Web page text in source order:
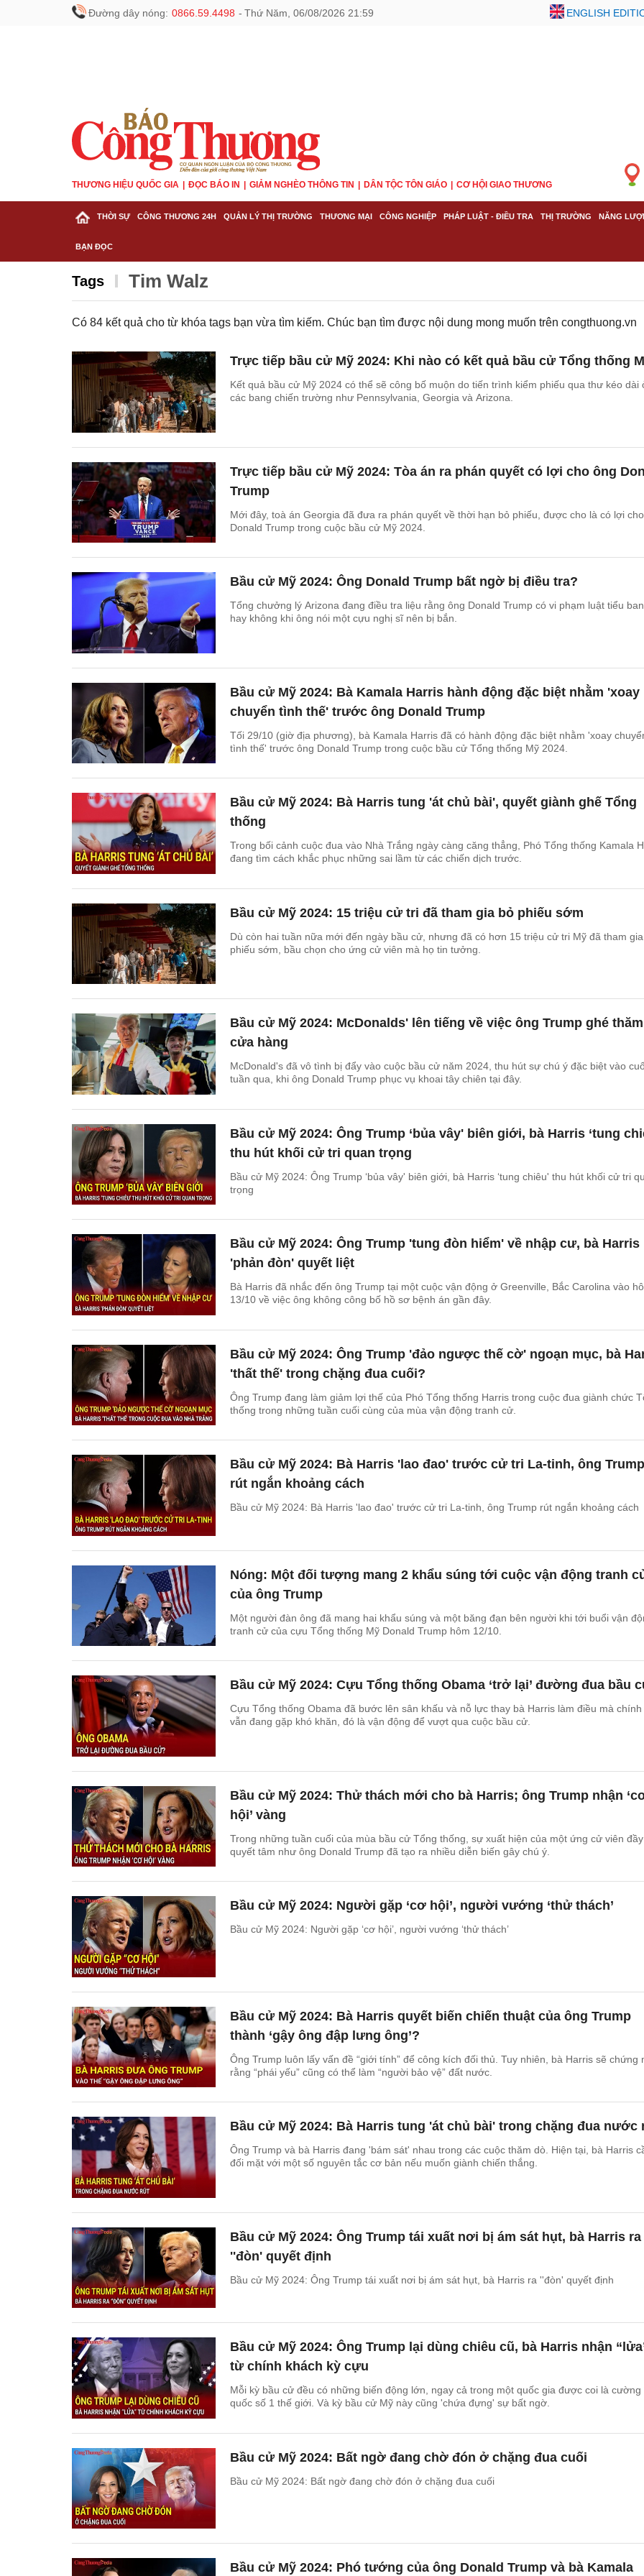
Đường dây nóng: 0866.59.4498 - Thứ Năm, 06/08/2026 21:59 ENGLISH
THƯƠNG HIỆU QUỐC GIA ĐỌC BÁO IN GIẢM NGHÈO THÔNG TIN DÂN TỘC TÔN GIÁO CƠ HỘI GIAO THƯƠNG
THỜI SỰ CÔNG THƯƠNG 24H QUẢN LÝ THỊ TRƯỜNG THƯƠNG MẠI CÔNG NGHIỆP PHÁP LUẬT - ĐIỀU TRA THỊ TRƯỜNG NĂNG
BẠN ĐỌC
Tags Tim Walz
Có 84 kết quả cho từ khóa tags bạn vừa tìm kiếm. Chúc bạn tìm được nội dung mong muốn trên congthuong.vn
Trực tiếp bầu cử Mỹ 2024: Khi nào có kết quả bầu cử Tổng thống
Kết quả bầu cử Mỹ 2024 có thể sẽ công bố muộn do tiến trình kiểm phiếu qua thư kéo dài
các bang chiến trường như Pennsylvania, Georgia và Arizona.
Trực tiếp bầu cử Mỹ 2024: Tòa án ra phán quyết có lợi cho ông
Trump
Mới đây, toà án Georgia đã đưa ra phán quyết về thời hạn bỏ phiếu, được cho là có lợi
Donald Trump trong cuộc bầu cử Mỹ 2024.
Bầu cử Mỹ 2024: Ông Donald Trump bất ngờ bị điều tra?
Tổng chưởng lý Arizona đang điều tra liệu rằng ông Donald Trump có vi phạm luật tiểu
hay không khi ông nói một cựu nghị sĩ nên bị bắn.
Bầu cử Mỹ 2024: Bà Kamala Harris hành động đặc biệt nhằm 'xoay
chuyển tình thế' trước ông Donald Trump
Tối 29/10 (giờ địa phương), bà Kamala Harris đã có hành động đặc biệt nhằm 'xoay
tình thế' trước ông Donald Trump trong cuộc bầu cử Tổng thống Mỹ 2024.
Bầu cử Mỹ 2024: Bà Harris tung 'át chủ bài', quyết giành ghế Tổng
thống
Trong bối cảnh cuộc đua vào Nhà Trắng ngày càng căng thẳng, Phó Tổng thống Kamala
đang tìm cách khắc phục những sai lầm từ các chiến dịch trước.
Bầu cử Mỹ 2024: 15 triệu cử tri đã tham gia bỏ phiếu sớm
Dù còn hai tuần nữa mới đến ngày bầu cử, nhưng đã có hơn 15 triệu cử tri Mỹ đã tham
phiếu sớm, bầu chọn cho ứng cử viên mà họ tin tưởng.
Bầu cử Mỹ 2024: McDonalds' lên tiếng về việc ông Trump ghé thăm
cửa hàng
McDonald's đã vô tình bị đẩy vào cuộc bầu cử năm 2024, thu hút sự chú ý đặc biệt vào
tuần qua, khi ông Donald Trump phục vụ khoai tây chiên tại đây.
Bầu cử Mỹ 2024: Ông Trump ‘bủa vây' biên giới, bà Harris ‘tung
thu hút khối cử tri quan trọng
Bầu cử Mỹ 2024: Ông Trump ‘bủa vây' biên giới, bà Harris ‘tung chiêu' thu hút khối cử tri
trọng
Bầu cử Mỹ 2024: Ông Trump 'tung đòn hiểm' về nhập cư, bà Harris
'phản đòn' quyết liệt
Bà Harris đã nhắc đến ông Trump tại một cuộc vận động ở Greenville, Bắc Carolina vào
13/10 về việc ông không công bố hồ sơ bệnh án gần đây.
Bầu cử Mỹ 2024: Ông Trump 'đảo ngược thế cờ' ngoạn mục, bà
'thất thế' trong chặng đua cuối?
Ông Trump đang làm giảm lợi thế của Phó Tổng thống Harris trong cuộc đua giành chức
thống trong những tuần cuối cùng của mùa vận động tranh cử.
Bầu cử Mỹ 2024: Bà Harris 'lao đao' trước cử tri La-tinh, ông Trump
rút ngắn khoảng cách
Bầu cử Mỹ 2024: Bà Harris 'lao đao' trước cử tri La-tinh, ông Trump rút ngắn khoảng cách
Nóng: Một đối tượng mang 2 khẩu súng tới cuộc vận động tranh
của ông Trump
Một người đàn ông đã mang hai khẩu súng và một băng đạn bên người khi tới buổi vận
tranh cử của cựu Tổng thống Mỹ Donald Trump hôm 12/10.
Bầu cử Mỹ 2024: Cựu Tổng thống Obama ‘trở lại’ đường đua bầu
Cựu Tổng thống Obama đã bước lên sân khấu và nỗ lực thay bà Harris làm điều mà chính
vẫn đang gặp khó khăn, đó là vận động để vượt qua cuộc bầu cử.
Bầu cử Mỹ 2024: Thử thách mới cho bà Harris; ông Trump nhận
hội’ vàng
Trong những tuần cuối của mùa bầu cử Tổng thống, sự xuất hiện của một ứng cử viên đầy
quyết tâm như ông Donald Trump đã tạo ra nhiều diễn biến gây chú ý.
Bầu cử Mỹ 2024: Người gặp ‘cơ hội’, người vướng ‘thử thách’
Bầu cử Mỹ 2024: Người gặp ‘cơ hội’, người vướng ‘thử thách’
Bầu cử Mỹ 2024: Bà Harris quyết biến chiến thuật của ông Trump
thành ‘gậy ông đập lưng ông’?
Ông Trump luôn lấy vấn đề “giới tính” để công kích đối thủ. Tuy nhiên, bà Harris sẽ chứng
rằng “phái yếu” cũng có thể làm “người bảo vệ” đất nước.
Bầu cử Mỹ 2024: Bà Harris tung 'át chủ bài' trong chặng đua nước
Ông Trump và bà Harris đang 'bám sát' nhau trong các cuộc thăm dò. Hiện tại, bà Harris
đối mặt với một số nguyên tắc cơ bản nếu muốn giành chiến thắng.
Bầu cử Mỹ 2024: Ông Trump tái xuất nơi bị ám sát hụt, bà Harris ra
''đòn' quyết định
Bầu cử Mỹ 2024: Ông Trump tái xuất nơi bị ám sát hụt, bà Harris ra ''đòn' quyết định
Bầu cử Mỹ 2024: Ông Trump lại dùng chiêu cũ, bà Harris nhận
từ chính khách kỳ cựu
Mỗi kỳ bầu cử đều có những biến động lớn, ngay cả trong một quốc gia được coi là cường
quốc số 1 thế giới. Và kỳ bầu cử Mỹ này cũng 'chứa đựng' sự bất ngờ.
Bầu cử Mỹ 2024: Bất ngờ đang chờ đón ở chặng đua cuối
Bầu cử Mỹ 2024: Bất ngờ đang chờ đón ở chặng đua cuối
Bầu cử Mỹ 2024: Phó tướng của ông Donald Trump và bà Kamala